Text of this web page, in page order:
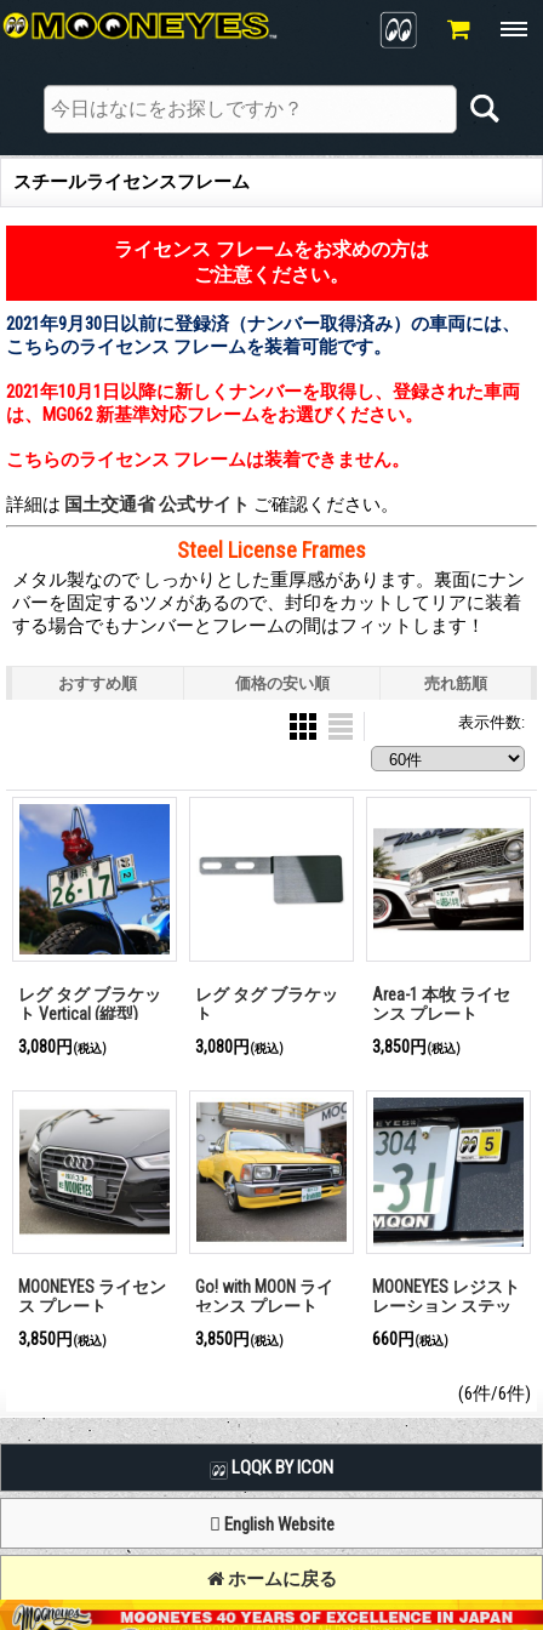
スチールライセンスフレーム
ライセンス フレームをお求めの方は
ご注意ください。
2021年9月30日以前に登録済（ナンバー取得済み）の車両には、
こちらのライセンス フレームを装着可能です。
2021年10月1日以降に新しくナンバーを取得し、登録された車両
は、MG062 新基準対応フレームをお選びください。
こちらのライセンス フレームは装着できません。
詳細は 国土交通省 公式サイト ご確認ください。
Steel License Frames
メタル製なので しっかりとした重厚感があります。裏面にナン
バーを固定するツメがあるので、封印をカットしてリアに装着
する場合でもナンバーとフレームの間はフィットします！
おすすめ順 価格の安い順 売れ筋順
表示件数:
レグ タグ ブラケッ
ト Vertical (縦型)
3,080円(税込)
レグ タグ ブラケッ
ト
3,080円(税込)
Area-1 本牧 ライセ
ンス プレート
3,850円(税込)
MOONEYES ライセン
ス プレート
【JAPAN Size】
3,850円 (税込)
Go! with MOON ライ
センス プレート
【JAPAN Size】
3,850円 (税込)
MOONEYES レジスト
レーション ステッ
カー
660円 (税込)
(6件/6件)
LQQK BY ICON
English Website
ホームに戻る